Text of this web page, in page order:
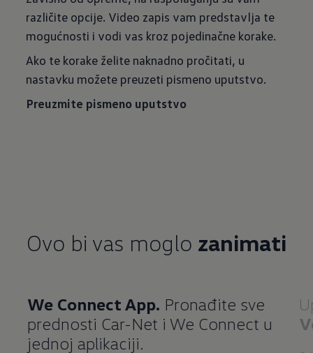
različite opcije. Video zapis vam predstavlja te
mogućnosti i vodi vas kroz pojedinačne korake.
Ako te korake želite naknadno pročitati, u
nastavku možete preuzeti pismeno uputstvo.
Preuzmite pismeno uputstvo
Ovo bi vas moglo zanimati
We Connect App. Pronađite sve
prednosti Car-Net i We Connect u
jednoj aplikaciji.